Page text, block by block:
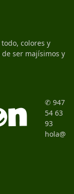
colores y
ser majísimos y
✆ 947
54 63
93
hola@